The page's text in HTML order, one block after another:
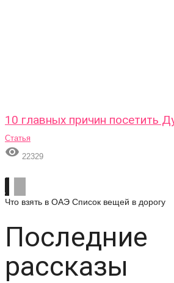
10 главных причин посетить
Статья
 22329
Что взять в ОАЭ Список вещей в дорогу
Последние
рассказы